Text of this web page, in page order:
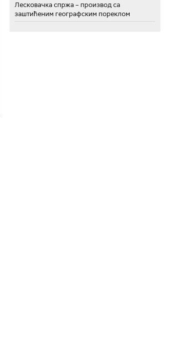
Лесковачка спржа – производ са
заштићеним географским пореклом